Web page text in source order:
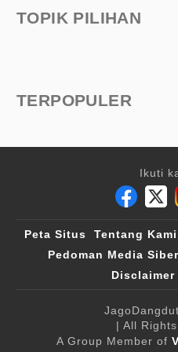
TOPIK PILIHAN
TERPOPULER
Ikuti
Peta Situs Tentang Kami
Pedoman Media Siber
Disclaimer
| All
A Group Member of